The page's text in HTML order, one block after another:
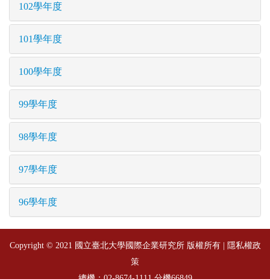
102學年度
101學年度
100學年度
99學年度
98學年度
97學年度
96學年度
Copyright © 2021 國立臺北大學國際企業研究所 版權所有 | 隱私權政
策